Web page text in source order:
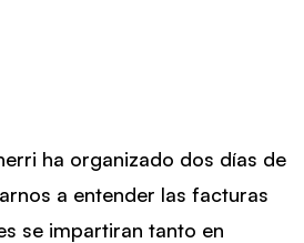
ha organizado dos días de
a entender las facturas
se impartiran tanto en